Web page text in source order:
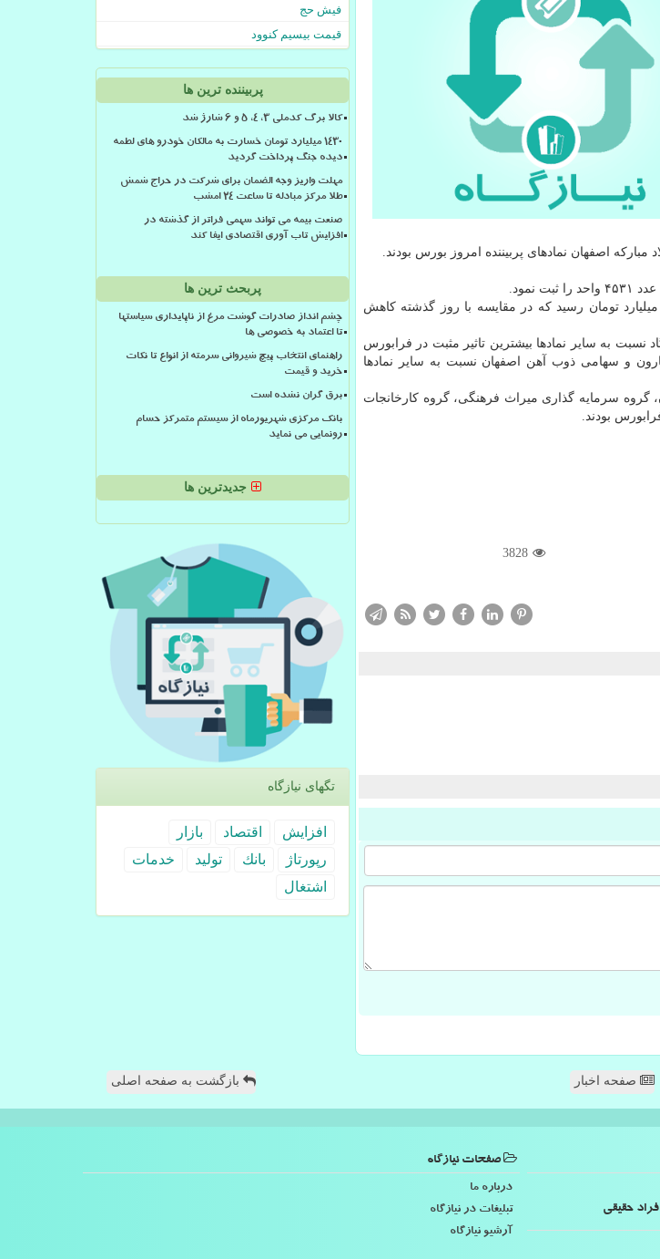
مباركه اصفهان نمادهای پربیننده امروز بورس بودند.
معامله گران امروز در فرابورس ۳۸۱ هزار معامله انجام دادند كه ارزش آن به ۱۳۹۸ میلیارد تومان رسید كه در مقایسه با روز گذشته كاهش
نسبت به سایر نمادها بیشترین تاثیر مثبت در فرابورس
و سهامی ذوب آهن اصفهان نسبت به سایر نمادها
سرمایه گذاری میراث فرهنگی، گروه كارخانجات
بودند.
3828
فیش حج
قیمت بیسیم کنوود
پربیننده ترین ها
کالا برگ کدملی 3، 4، 5 و 6 شارژ شد
۱۴۳۰ میلیارد تومان خسارت به مالکان خودرو های لطمه
دیده جنگ پرداخت گردید
مهلت واریز وجه الضمان برای شرکت در حراج شمش
طلا مرکز مبادله تا ساعت ۲۴ امشب
صنعت بیمه می تواند سهمی فراتر از گذشته در
افزایش تاب آوری اقتصادی ایفا کند
پربحث ترین ها
چشم انداز صادرات گوشت مرغ از ناپایداری سیاستها
تا اعتماد به خصوصی ها
راهنمای انتخاب پیچ شیروانی سرمته از انواع تا نکات
خرید و قیمت
برق گران نشده است
بانک مرکزی شهریورماه از سیستم متمرکز حسام
رونمایی می نماید
جدیدترین ها
تگهای نیازگاه
افزایش اقتصاد
بازار
رپورتاژ
بانك تولید
خدمات
اشتغال
صفحه اخبار بازگشت به صفحه اصلی
حقیقی
صفحات نیازگاه
درباره ما
تبلیغات در نیازگاه
آرشیو نیازگاه